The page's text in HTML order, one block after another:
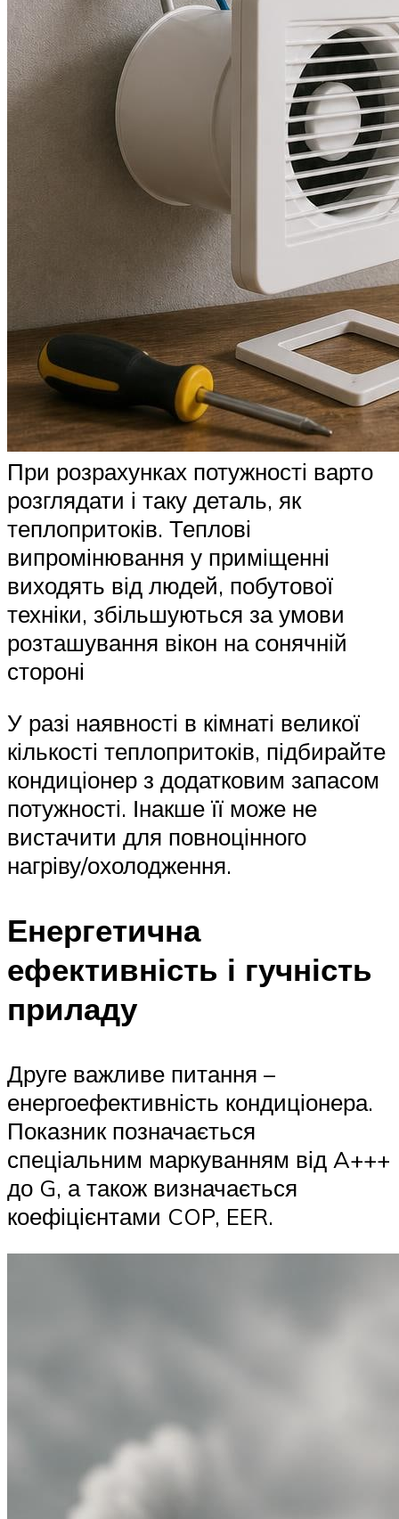
При розрахунках потужності варто
розглядати і таку деталь, як
теплопритоків. Теплові
випромінювання у приміщенні
виходять від людей, побутової
техніки, збільшуються за умови
розташування вікон на сонячній
стороні
У разі наявності в кімнаті великої
кількості теплопритоків, підбирайте
кондиціонер з додатковим запасом
потужності. Інакше її може не
вистачити для повноцінного
нагріву/охолодження.
Енергетична
ефективність і гучність
приладу
Друге важливе питання –
енергоефективність кондиціонера.
Показник позначається
спеціальним маркуванням від A+++
до G, а також визначається
коефіцієнтами COP, EER.